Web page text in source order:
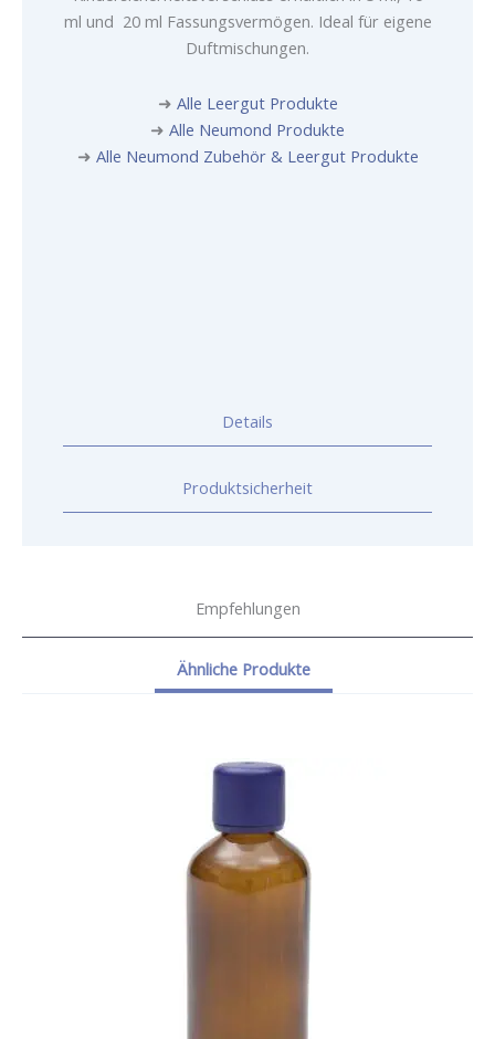
ml und 20 ml Fassungsvermögen. Ideal für eigene
Duftmischungen.
➜ Alle Leergut Produkte
➜ Alle Neumond Produkte
➜ Alle Neumond Zubehör & Leergut Produkte
Details
Produktsicherheit
Empfehlungen
Ähnliche Produkte